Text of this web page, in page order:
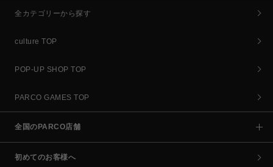
全カテゴリーから探す
culture TOP
POP-UP SHOP TOP
PARCO GAMES TOP
全国のPARCO店舗
初めてのお客様へ